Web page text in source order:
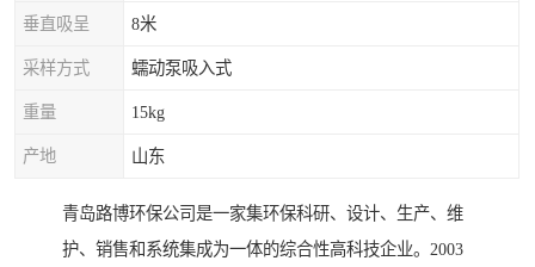
垂直吸呈 8米
采样方式 蠕动泵吸入式
重量 15kg
产地 山东
青岛路博环保公司是一家集环保科研、设计、生产、维
护、销售和系统集成为一体的综合性高科技企业。2003